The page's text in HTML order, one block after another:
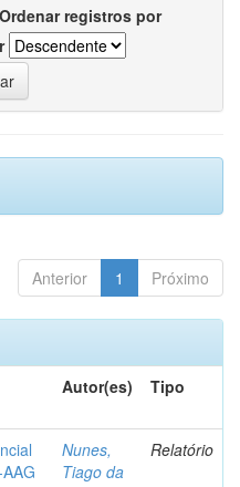
Ordenar registros por
Anterior 1 Próximo
Autor(es) Tipo
Nunes,
Tiago da
Relatório